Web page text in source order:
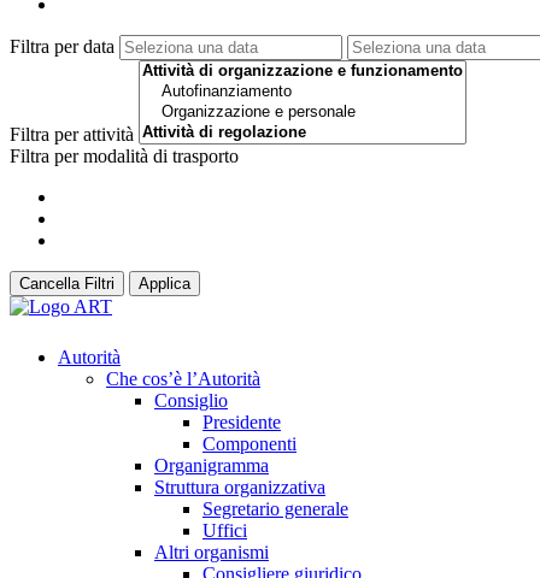
Filtra per data
Filtra per attività
Filtra per modalità di trasporto
Cancella Filtri Applica
Autorità
Che cos’è l’Autorità
Consiglio
Presidente
Componenti
Organigramma
Struttura organizzativa
Segretario generale
Uffici
Altri organismi
Consigliere giuridico